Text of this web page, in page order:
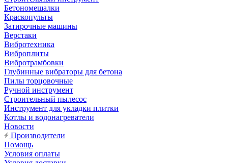
Бетономешалки
Краскопульты
Затирочные машины
Верстаки
Вибротехника
Виброплиты
Вибротрамбовки
Глубинные вибраторы для бетона
Пилы торцовочные
Ручной инструмент
Строительный пылесос
Инструмент для укладки плитки
Котлы и водонагреватели
Новости
Производители
Помощь
Условия оплаты